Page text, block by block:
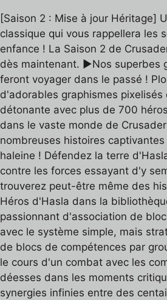
[Saison 2 : Mise à jour Héritage]
classique qui vous rappellera les
enfance ! La Saison 2 de
dès maintenant. ▶Nos superbes
feront voyager dans le passé !
d'adorables graphismes
détonante avec plus de 700
dans le vaste monde de
nombreuses histoires
haleine ! Défendez la terre
contre les forces essayant d'y
trouverez peut-être même des
Héros d'Hasla dans la
passionnant d'association de
avec le système simple, mais
de blocs de compétences par
le cours d'un combat avec les
déesses dans les moments
synergies infinies entre des